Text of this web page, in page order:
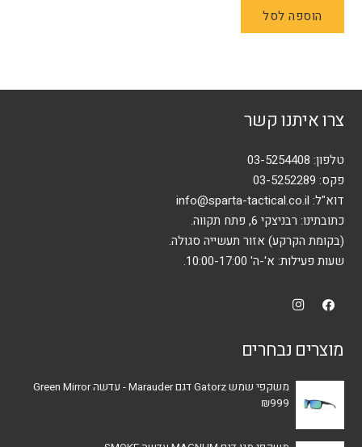
הוספה לסל
צרו איתנו קשר
טלפון: 03-5254408
פקס: 03-5252289
דוא"ל: info@sparta-tactical.co.il
כתובתינו: רבניצקי 6, פתח תקווה.
(בקומת הקרקע) אזור תעשייה סגולה.
שעות פעילות: א'-ה' 10:00-17:00.
מוצרים נבחרים
משקפי שמש Gatorz דגם Marauder - עדשה Green Mirror
₪999